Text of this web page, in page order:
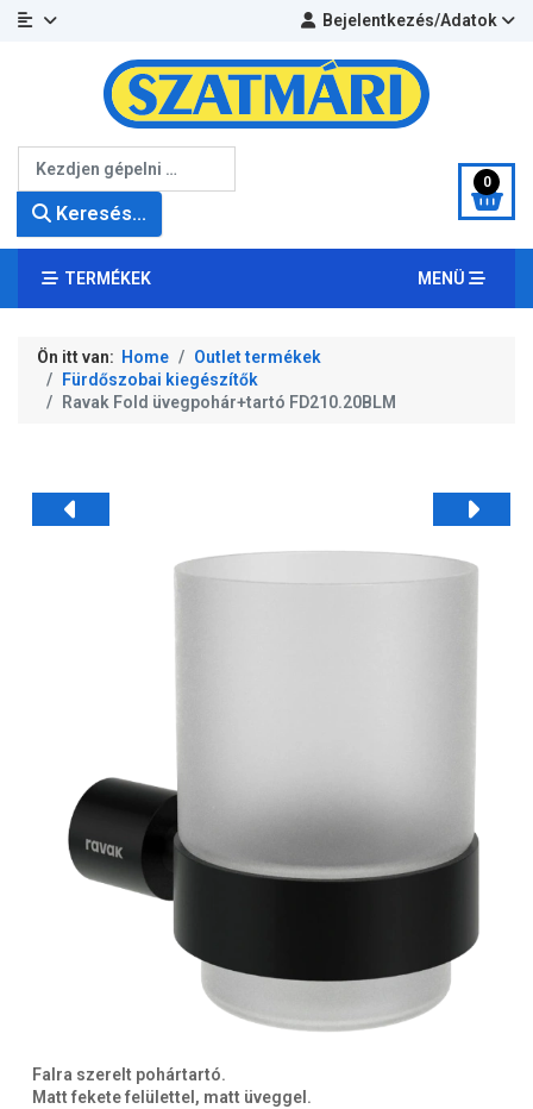
Bejelentkezés/Adatok
Keresés...
0
TERMÉKEK MENÜ
Ön itt van: Home
Outlet termékek
Fürdőszobai kiegészítők
Ravak Fold üvegpohár+tartó FD210.20BLM
Falra szerelt pohártartó.
Matt fekete felülettel, matt üveggel.